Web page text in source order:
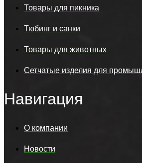
Товары для пикника
Тюбинг и санки
Товары для животных
Сетчатые изделия для
Навигация
О компании
Новости